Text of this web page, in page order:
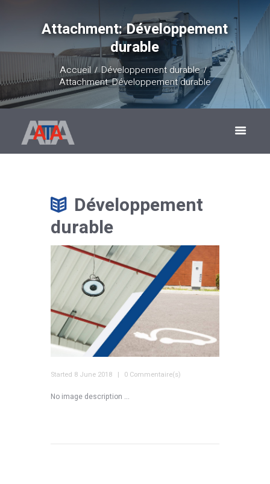
Attachment: Développement
durable
Accueil
Développement durable
Attachment: Développement durable
Développement
durable
Started 8 June 2018 0 Commentaire(s)
No image description ...